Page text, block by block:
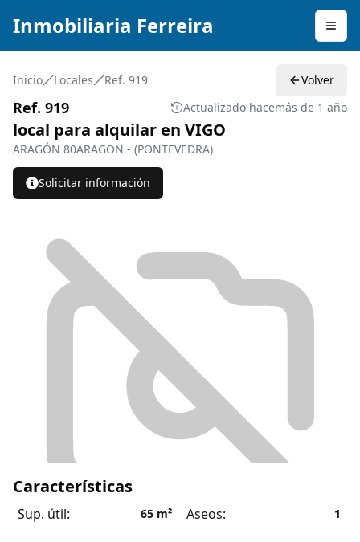
Inmobiliaria Ferreira
Inicio Locales Ref. 919 Volver
Ref. 919 Actualizado hacemás de 1 año
local para alquilar en VIGO
ARAGÓN 80ARAGON - (PONTEVEDRA)
Solicitar información
Características
Sup. útil: 65 m² Aseos: 1